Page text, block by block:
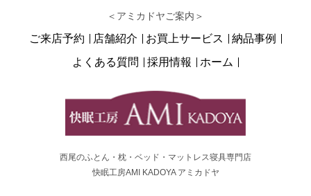
＜アミカドヤご案内＞
ご来店予約 店舗紹介 お買上サービス
納品事例
よくある質問
採用情報 ホーム
西尾のふとん・枕・ベッド・マットレス寝具専門店
快眠工房AMI KADOYA アミカドヤ